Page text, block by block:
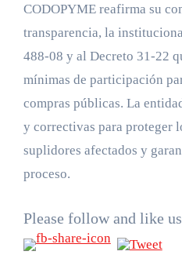
CODOPYME reafirma su
transparencia, la
488-08 y al Decreto 31-22
mínimas de participación
compras públicas. La
y correctivas para proteger
suplidores afectados y
proceso.
Please follow and like